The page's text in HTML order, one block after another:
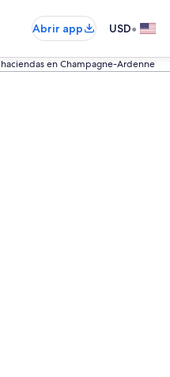
Abrir app USD•
en Champagne-Ardenne